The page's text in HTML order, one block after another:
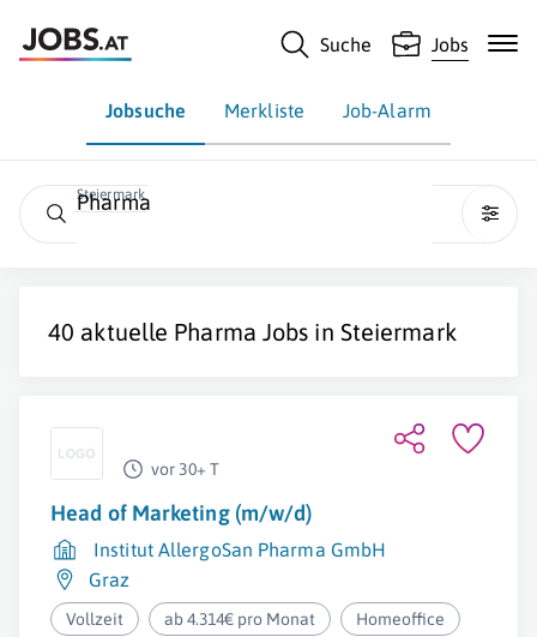
Suche Jobs
Jobsuche Merkliste Job-Alarm
Steiermark
Pharma
40 aktuelle Pharma Jobs in Steiermark
vor 30+ T
Head of Marketing (m/w/d)
Institut AllergoSan Pharma GmbH
Graz
Vollzeit ab 4.314€ pro Monat Homeoffice